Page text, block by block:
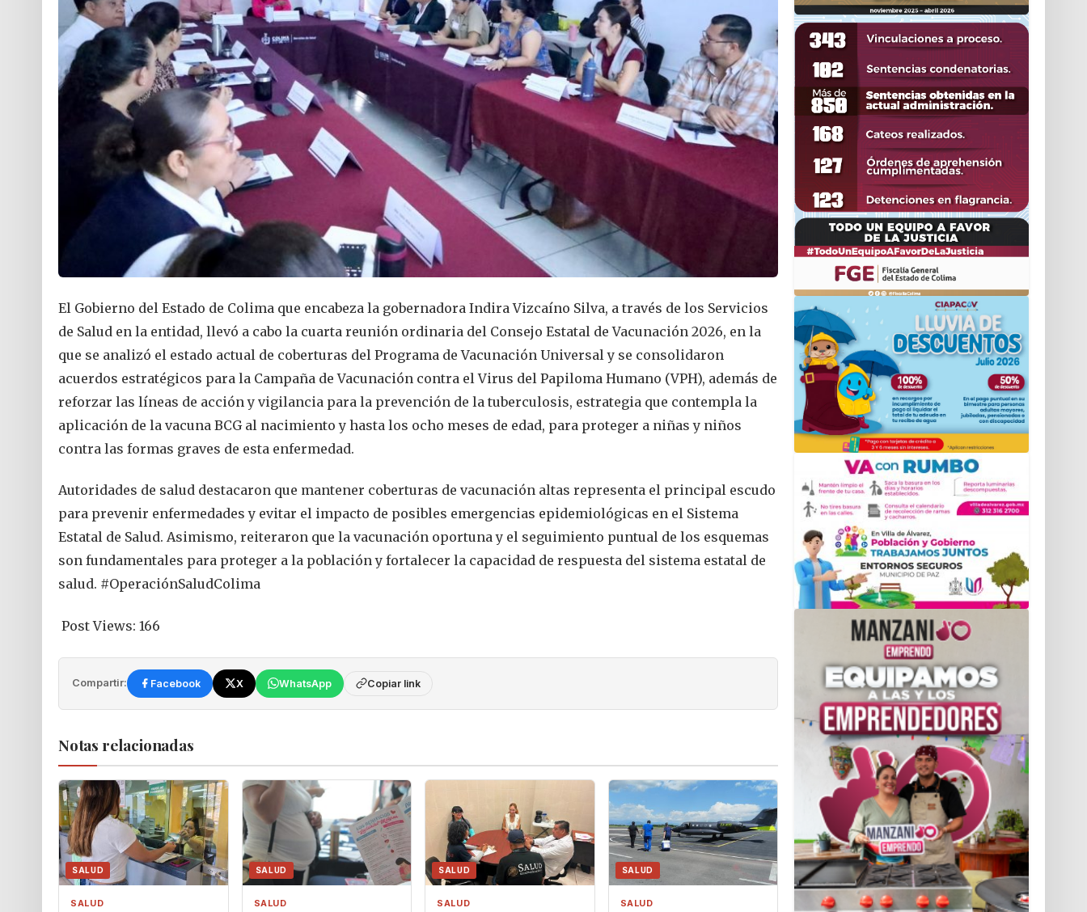
El Gobierno del Estado de Colima que encabeza la gobernadora Indira Vizcaíno Silva, a través de los Servicios
de Salud en la entidad, llevó a cabo la cuarta reunión ordinaria del Consejo Estatal de Vacunación 2026, en la
que se analizó el estado actual de coberturas del Programa de Vacunación Universal y se consolidaron
acuerdos estratégicos para la Campaña de Vacunación contra el Virus del Papiloma Humano (VPH), además de
reforzar las líneas de acción y vigilancia para la prevención de la tuberculosis, estrategia que contempla la
aplicación de la vacuna BCG al nacimiento y hasta los ocho meses de edad, para proteger a niñas y niños
contra las formas graves de esta enfermedad.
Autoridades de salud destacaron que mantener coberturas de vacunación altas representa el principal escudo
para prevenir enfermedades y evitar el impacto de posibles emergencias epidemiológicas en el Sistema
Estatal de Salud. Asimismo, reiteraron que la vacunación oportuna y el seguimiento puntual de los esquemas
son fundamentales para proteger a la población y fortalecer la capacidad de respuesta del sistema estatal de
salud. #OperaciónSaludColima
Post Views: 166
Compartir: Facebook X WhatsApp Copiar link
Notas relacionadas
SALUD
SALUD
SALUD
SALUD
SALUD
SALUD
SALUD
SALUD